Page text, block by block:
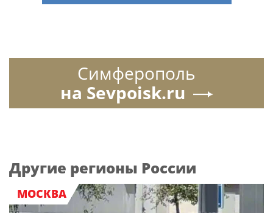
Симферополь
на Sevpoisk.ru
Другие регионы России
МОСКВА